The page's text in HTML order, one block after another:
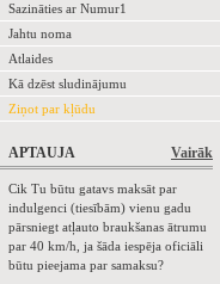
Sazināties ar Numur1
Jahtu noma
Atlaides
Kā dzēst sludinājumu
Ziņot par kļūdu
Vairāk
APTAUJA
Cik Tu būtu gatavs maksāt par
indulgenci (tiesībām) vienu gadu
pārsniegt atļauto braukšanas ātrumu
par 40 km/h, ja šāda iespēja oficiāli
būtu pieejama par samaksu?